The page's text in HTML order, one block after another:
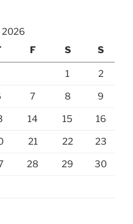
2026
F S S
1 2
7 8 9
14 15 16
21 22 23
28 29 30